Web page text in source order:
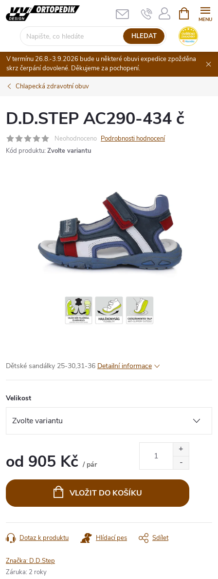
Přejít
na
HLEDAT
NÁKUPNÍ
KOŠÍK
V termínu 26.8.-3.9.2026 bude u některé obuvi expedice zpožděna
skrz čerpání dovolené. Děkujeme za pochopení.
Chlapecká zdravotní obuv
D.D.STEP AC290-434 č
Neohodnoceno Podrobnosti hodnocení
Kód produktu: Zvolte variantu
Dětské sandálky 25-30,31-36 Detailní informace
Velikost
od 905 Kč / pár
cena:
VLOŽIT DO KOŠÍKU
Dotaz k produktu Hlídací pes Sdílet
Značka: D.D.Step
Záruka: 2 roky